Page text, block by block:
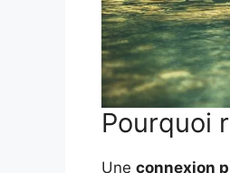
Pourquoi
Une connexion